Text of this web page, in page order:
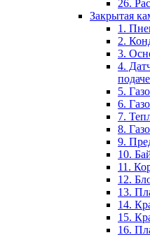
26.
Закрытая
1.
2.
3.
4.
5.
6.
7.
8.
9.
10.
11.
12.
13.
14.
15.
16.